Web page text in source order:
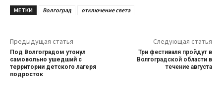
МЕТКИ Волгоград отключение света
Предыдущая статья
Под Волгоградом утонул
самовольно ушедший с
территории детского лагеря
подросток
Следующая статья
Три фестиваля пройдут в
Волгоградской области в
течение августа